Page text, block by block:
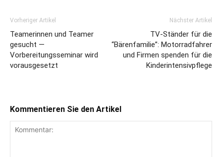
Vorheriger Artikel
Teamerinnen und Teamer
gesucht —
Vorbereitungsseminar wird
vorausgesetzt
Nächster Artikel
TV-Ständer für die
“Bärenfamilie”: Motorradfahrer
und Firmen spenden für die
Kinderintensivpflege
Kommentieren Sie den Artikel